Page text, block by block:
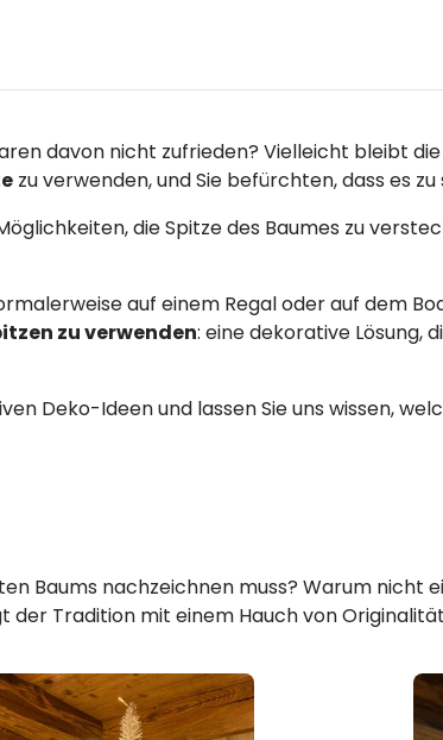
davon nicht zufrieden? Vielleicht bleibt die
zu verwenden, und Sie befürchten, dass es zu
die Spitze des Baumes zu
auf einem Regal oder auf dem
zu verwenden: eine dekorative Lösung,
Deko-Ideen und lassen Sie uns wissen,
Baums nachzeichnen muss? Warum nicht
der Tradition mit einem Hauch von